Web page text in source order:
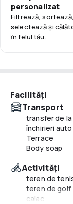
personalizat
Filtrează, sortează,
selectează și
ȋn felul tău.
Facilități
Transport
transfer de
închirieri auto
Terrace
Body soap
Activităţi
teren de
teren de golf
caiac